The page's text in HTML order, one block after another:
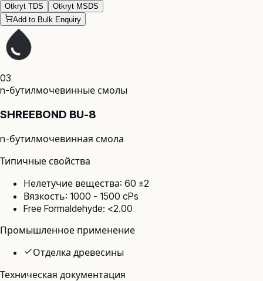
Otkryt TDS
Otkryt MSDS
Add to Bulk Enquiry
03
n-бутилмочевинные смолы
SHREEBOND BU-8
n-бутилмочевинная смола
Типичные свойства
Нелетучие вещества: 60 ±2
Вязкость: 1000 - 1500 cPs
Free Formaldehyde: <2.00
Промышленное применение
Отделка древесины
Техническая документация